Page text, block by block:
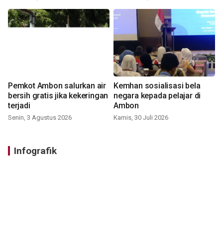
Pemkot Ambon salurkan air
bersih gratis jika kekeringan
terjadi
Senin, 3 Agustus 2026
Kemhan sosialisasi bela
negara kepada pelajar di
Ambon
Kamis, 30 Juli 2026
Infografik